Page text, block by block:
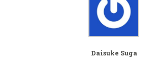
Daisuke Suga